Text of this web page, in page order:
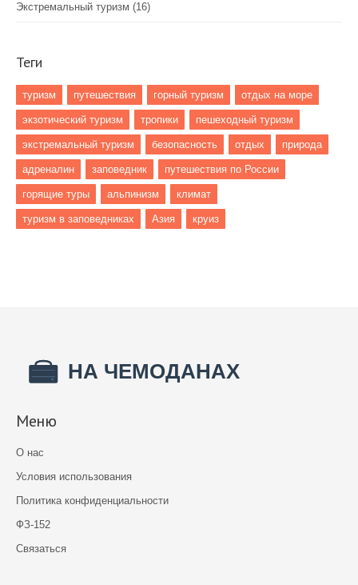
Экстремальный туризм (16)
Теги
туризм путешествия горный туризм отдых на море
экзотический туризм тропики пешеходный туризм
экстремальный туризм безопасность отдых природа
адреналин заповедник путешествия по России
горящие туры альпинизм климат
туризм в заповедниках Азия круиз
Меню
О нас
Условия использования
Политика конфиденциальности
ФЗ-152
Связаться